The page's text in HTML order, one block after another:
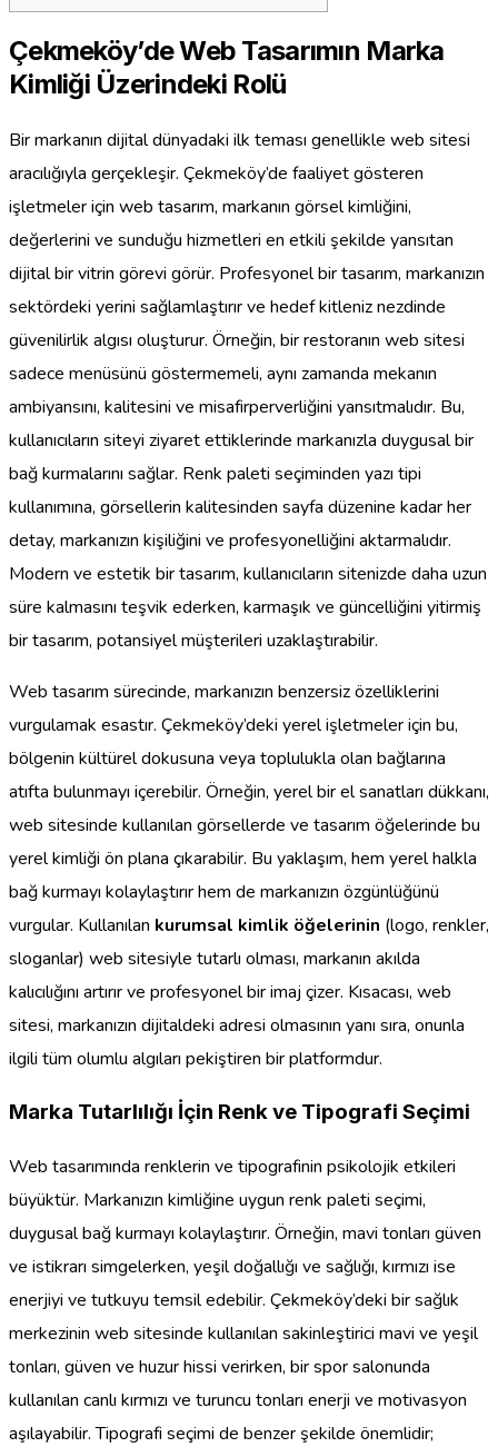
Çekmeköy’de Web Tasarımın Marka
Kimliği Üzerindeki Rolü
Bir markanın dijital dünyadaki ilk teması genellikle web sitesi
aracılığıyla gerçekleşir. Çekmeköy’de faaliyet gösteren
işletmeler için web tasarım, markanın görsel kimliğini,
değerlerini ve sunduğu hizmetleri en etkili şekilde yansıtan
dijital bir vitrin görevi görür. Profesyonel bir tasarım, markanızın
sektördeki yerini sağlamlaştırır ve hedef kitleniz nezdinde
güvenilirlik algısı oluşturur. Örneğin, bir restoranın web sitesi
sadece menüsünü göstermemeli, aynı zamanda mekanın
ambiyansını, kalitesini ve misafirperverliğini yansıtmalıdır. Bu,
kullanıcıların siteyi ziyaret ettiklerinde markanızla duygusal bir
bağ kurmalarını sağlar. Renk paleti seçiminden yazı tipi
kullanımına, görsellerin kalitesinden sayfa düzenine kadar her
detay, markanızın kişiliğini ve profesyonelliğini aktarmalıdır.
Modern ve estetik bir tasarım, kullanıcıların sitenizde daha uzun
süre kalmasını teşvik ederken, karmaşık ve güncelliğini yitirmiş
bir tasarım, potansiyel müşterileri uzaklaştırabilir.
Web tasarım sürecinde, markanızın benzersiz özelliklerini
vurgulamak esastır. Çekmeköy’deki yerel işletmeler için bu,
bölgenin kültürel dokusuna veya toplulukla olan bağlarına
atıfta bulunmayı içerebilir. Örneğin, yerel bir el sanatları dükkanı,
web sitesinde kullanılan görsellerde ve tasarım öğelerinde bu
yerel kimliği ön plana çıkarabilir. Bu yaklaşım, hem yerel halkla
bağ kurmayı kolaylaştırır hem de markanızın özgünlüğünü
vurgular. Kullanılan kurumsal kimlik öğelerinin (logo, renkler,
sloganlar) web sitesiyle tutarlı olması, markanın akılda
kalıcılığını artırır ve profesyonel bir imaj çizer. Kısacası, web
sitesi, markanızın dijitaldeki adresi olmasının yanı sıra, onunla
ilgili tüm olumlu algıları pekiştiren bir platformdur.
Marka Tutarlılığı İçin Renk ve Tipografi Seçimi
Web tasarımında renklerin ve tipografinin psikolojik etkileri
büyüktür. Markanızın kimliğine uygun renk paleti seçimi,
duygusal bağ kurmayı kolaylaştırır. Örneğin, mavi tonları güven
ve istikrarı simgelerken, yeşil doğallığı ve sağlığı, kırmızı ise
enerjiyi ve tutkuyu temsil edebilir. Çekmeköy’deki bir sağlık
merkezinin web sitesinde kullanılan sakinleştirici mavi ve yeşil
tonları, güven ve huzur hissi verirken, bir spor salonunda
kullanılan canlı kırmızı ve turuncu tonları enerji ve motivasyon
aşılayabilir. Tipografi seçimi de benzer şekilde önemlidir;